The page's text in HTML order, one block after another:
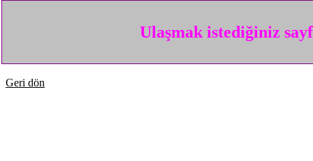
Ulaşmak istediğiniz
Geri dön